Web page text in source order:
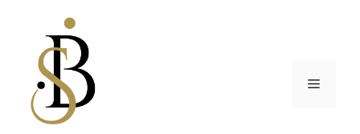
content
Menu